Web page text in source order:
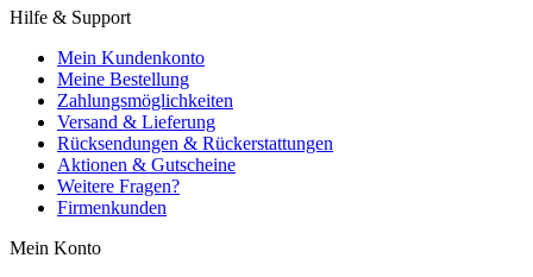
Hilfe & Support
Mein Kundenkonto
Meine Bestellung
Zahlungsmöglichkeiten
Versand & Lieferung
Rücksendungen & Rückerstattungen
Aktionen & Gutscheine
Weitere Fragen?
Firmenkunden
Mein Konto